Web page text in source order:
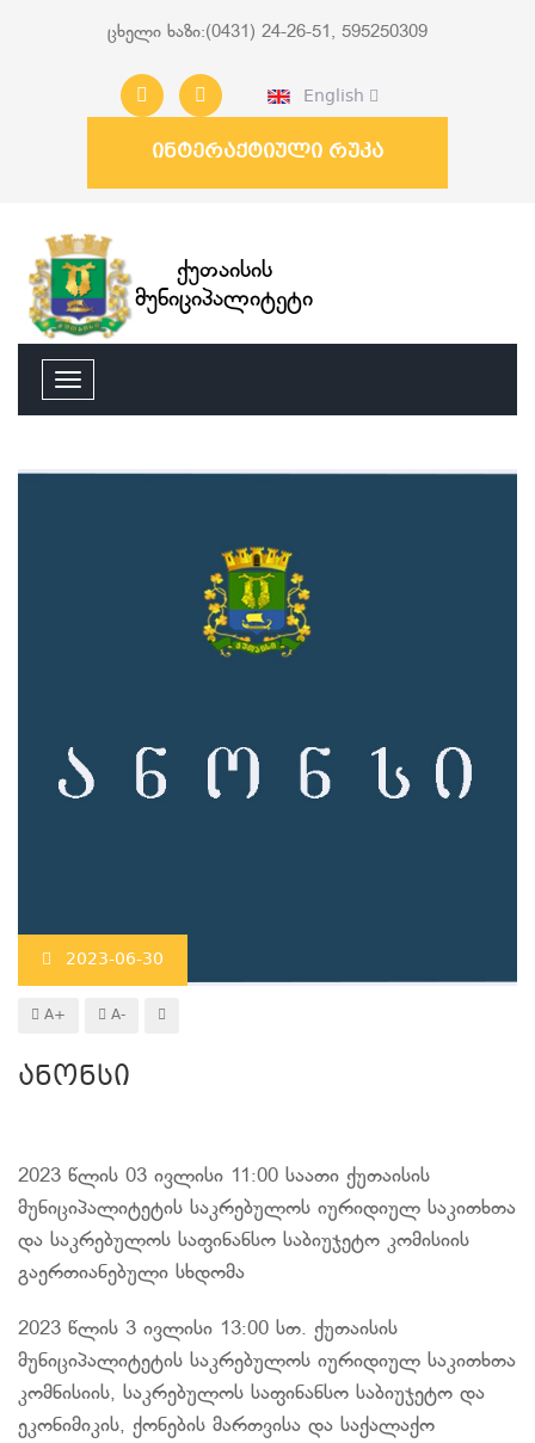
ცხელი ხაზი:(0431) 24-26-51, 595250309
English
ინტერაქტიული რუკა
ქუთაისის
მუნიციპალიტეტი
2023-06-30
A+ A-
ანონსი
2023 წლის 03 ივლისი 11:00 საათი ქუთაისის
მუნიციპალიტეტის საკრებულოს იურიდიულ საკითხთა
და საკრებულოს საფინანსო საბიუჯეტო კომისიის
გაერთიანებული სხდომა
2023 წლის 3 ივლისი 13:00 სთ. ქუთაისის
მუნიციპალიტეტის საკრებულოს იურიდიულ საკითხთა
კომნისიის, საკრებულოს საფინანსო საბიუჯეტო და
ეკონიმიკის, ქონების მართვისა და საქალაქო